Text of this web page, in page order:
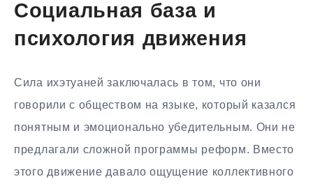
Социальная база и
психология движения
Сила ихэтуаней заключалась в том, что они
говорили с обществом на языке, который казался
понятным и эмоционально убедительным. Они не
предлагали сложной программы реформ. Вместо
этого движение давало ощущение коллективного